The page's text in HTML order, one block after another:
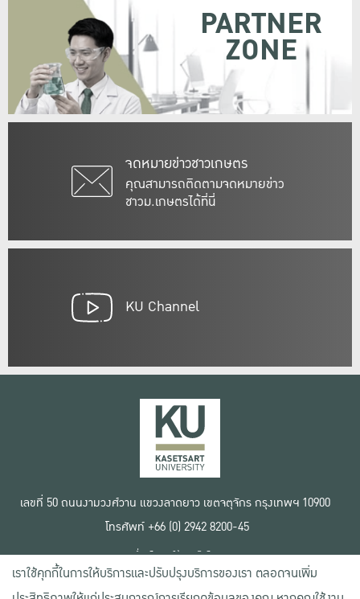
จดหมายข่าวชาวเกษตร
คุณสามารถติดตามจดหมายข่าว
ชาวม.เกษตรได้ที่นี่
PARTNER
ZONE
KU Channel
เลขที่ 50 ถนนงามวงศ์วาน แขวงลาดยาว เขตจตุจักร กรุงเทพฯ 10900
โทรศัพท์ +66 (0) 2942 8200-45
เงื่อนไขการใช้งานเว็บไซต์
ข้อตกลงด้านสิทธิ์ใช้งาน
นโยบายความเป็นส่วนตัว
เราใช้คุกกี้ในการให้บริการและปรับปรุงบริการของเรา ตลอดจนเพิ่ม